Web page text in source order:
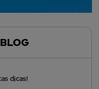
dicas!